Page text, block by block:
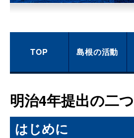
TOP 島根の活動
明治4年提出の二
はじめに